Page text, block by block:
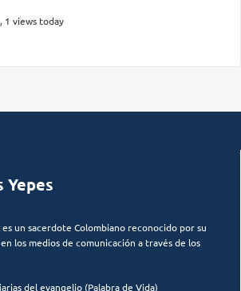
, 1 views today
Yepes
es un sacerdote Colombiano reconocido por su
los medios de comunicación a través de los
del evangelio (Palabra de Vida)